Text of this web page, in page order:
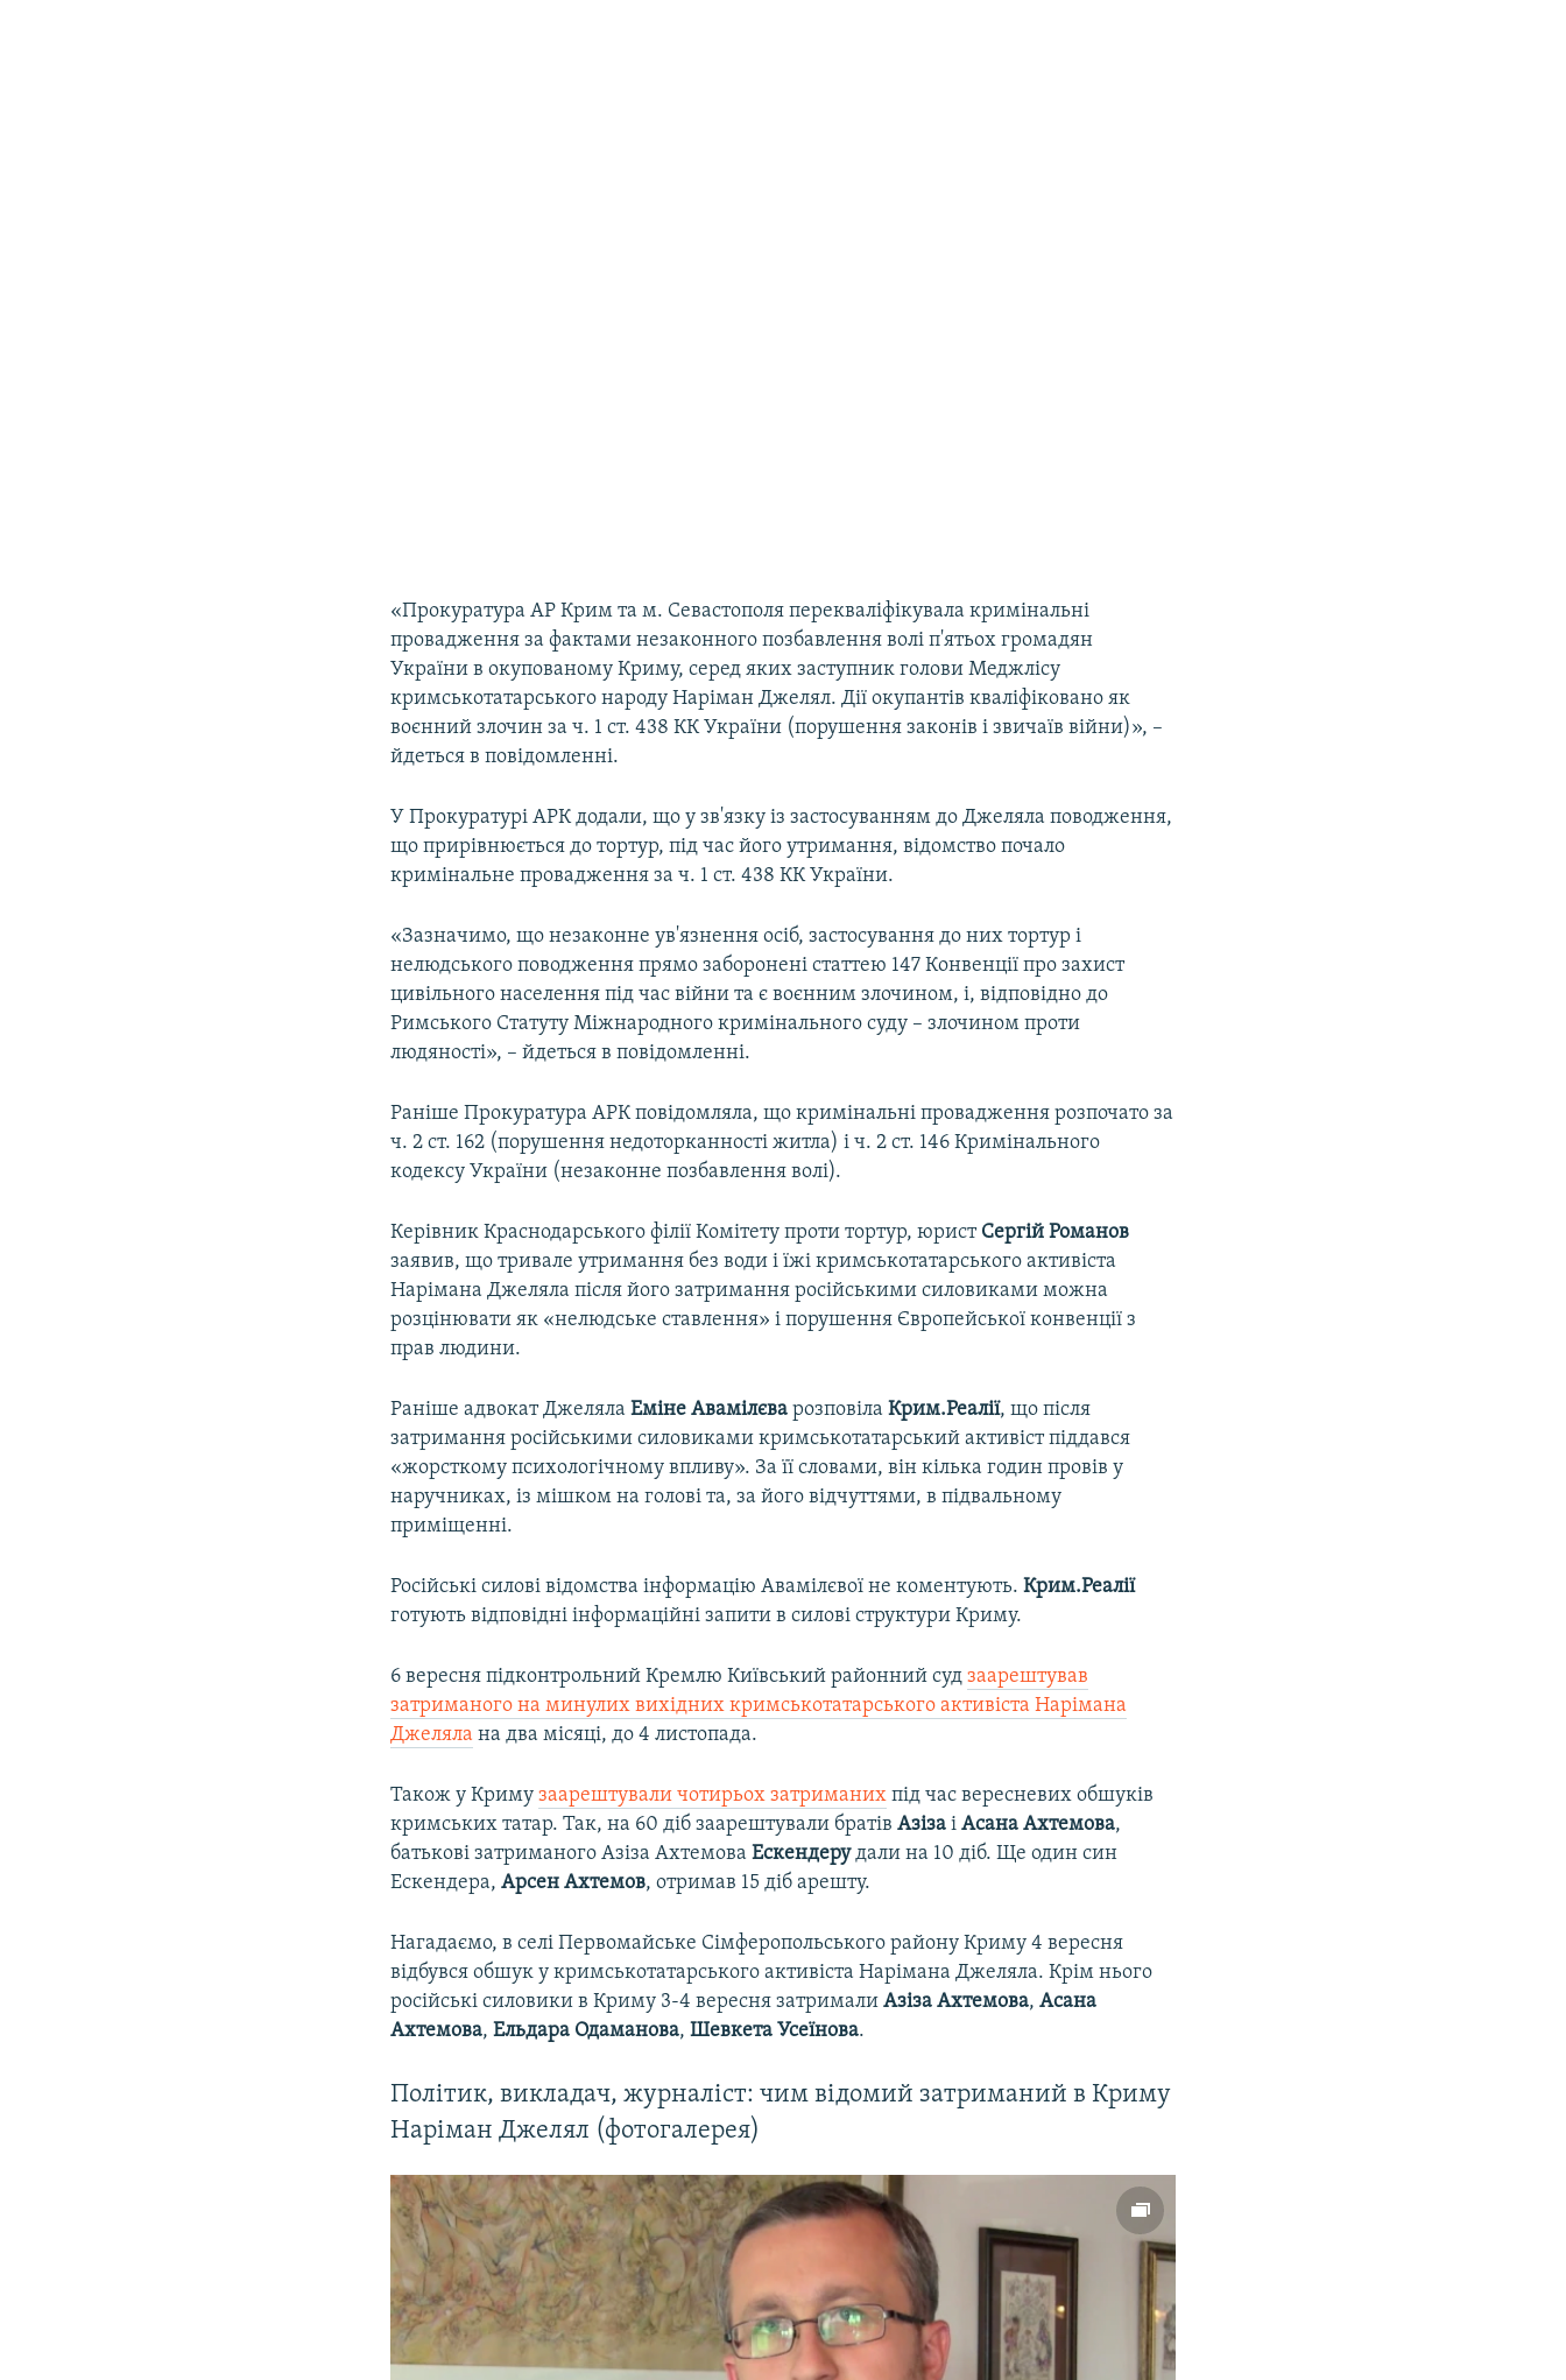
«Прокуратура АР Крим та м. Севастополя перекваліфікувала кримінальні
провадження за фактами незаконного позбавлення волі п'ятьох громадян
України в окупованому Криму, серед яких заступник голови Меджлісу
кримськотатарського народу Наріман Джелял. Дії окупантів кваліфіковано як
воєнний злочин за ч. 1 ст. 438 КК України (порушення законів і звичаїв війни)», –
йдеться в повідомленні.
У Прокуратурі АРК додали, що у зв'язку із застосуванням до Джеляла поводження,
що прирівнюється до тортур, під час його утримання, відомство почало
кримінальне провадження за ч. 1 ст. 438 КК України.
«Зазначимо, що незаконне ув'язнення осіб, застосування до них тортур і
нелюдського поводження прямо заборонені статтею 147 Конвенції про захист
цивільного населення під час війни та є воєнним злочином, і, відповідно до
Римського Статуту Міжнародного кримінального суду – злочином проти
людяності», – йдеться в повідомленні.
Раніше Прокуратура АРК повідомляла, що кримінальні провадження розпочато за
ч. 2 ст. 162 (порушення недоторканності житла) і ч. 2 ст. 146 Кримінального
кодексу України (незаконне позбавлення волі).
Керівник Краснодарського філії Комітету проти тортур, юрист Сергій Романов
заявив, що тривале утримання без води і їжі кримськотатарського активіста
Нарімана Джеляла після його затримання російськими силовиками можна
розцінювати як «нелюдське ставлення» і порушення Європейської конвенції з
прав людини.
Раніше адвокат ДжелялаЕміне Авамілєва розповілаКрим.Реалії, що після
затримання російськими силовиками кримськотатарський активіст піддався
«жорсткому психологічному впливу». За її словами, він кілька годин провів у
наручниках, із мішком на голові та, за його відчуттями, в підвальному
приміщенні.
Російські силові відомства інформацію Авамілєвої не коментують.Крим.Реалії
готують відповідні інформаційні запити в силові структури Криму.
6 вересня підконтрольний Кремлю Київський районний судзаарештував
затриманого на минулих вихідних кримськотатарського активіста Нарімана
Джеляла на два місяці, до 4 листопада.
Також у Кримузаарештували чотирьох затриманих під час вересневих обшуків
кримських татар. Так, на 60 діб заарештували братівАзіза іАсана Ахтемова,
батькові затриманого Азіза АхтемоваЕскендерудали на 10 діб. Ще один син
Ескендера,Арсен Ахтемов, отримав 15 діб арешту.
Нагадаємо, в селі Первомайське Сімферопольського району Криму 4 вересня
відбувся обшук у кримськотатарського активіста Нарімана Джеляла. Крім нього
російські силовики в Криму 3-4 вересня затрималиАзіза Ахтемова,Асана
Ахтемова,Ельдара Одаманова,Шевкета Усеїнова.
Політик, викладач, журналіст: чим відомий затриманий в Криму
Наріман Джелял (фотогалерея)